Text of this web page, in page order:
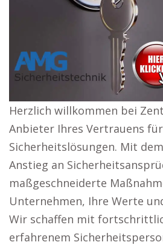
Herzlich willkommen bei
Anbieter Ihres Vertrauens für
Sicherheitslösungen. Mit
Anstieg an
maßgeschneiderte
Unternehmen, Ihre Werte
Wir schaffen mit
erfahrenem